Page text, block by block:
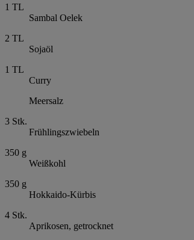
1 TL
Sambal Oelek
2 TL
Sojaöl
1 TL
Curry
Meersalz
3 Stk.
Frühlingszwiebeln
350 g
Weißkohl
350 g
Hokkaido-Kürbis
4 Stk.
Aprikosen, getrocknet